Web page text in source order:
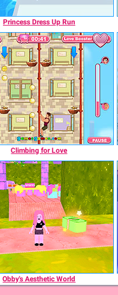
Princess Dress Up Run
Climbing for Love
Obby's Aesthetic World